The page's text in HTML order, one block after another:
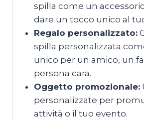
spilla come un
dare un tocco unico al
Regalo personalizzato:
spilla personalizzata
unico per un amico, un
persona cara.
Oggetto promozionale:
personalizzate per
attività o il tuo evento.